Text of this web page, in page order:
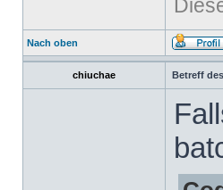
Nach oben
chiuchae Betreff